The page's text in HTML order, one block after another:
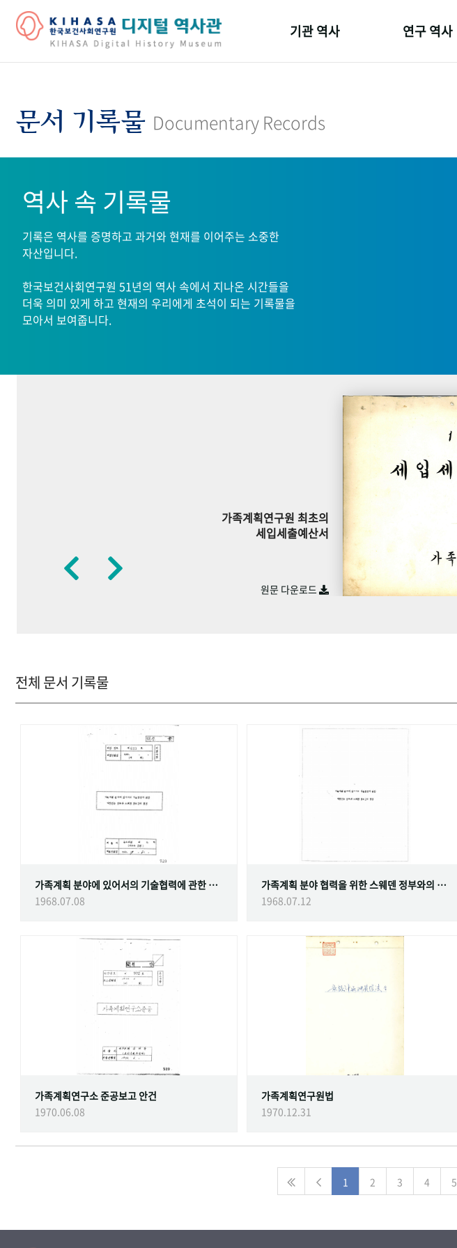
기관 역사
기관 변천사
연구 역사
문서 기록물 Documentary Records
역사 속 기록물
기록은 역사를 증명하고 과거와 현재를 이어주는 소중한
자산입니다.
한국보건사회연구원 51년의 역사 속에서 지나온 시간들을
더욱 의미 있게 하고 현재의 우리에게 초석이 되는 기록물을
모아서 보여줍니다.
가족계획연구원 최초의
세입세출예산서
원문 다운로드
전체 문서 기록물
가족계획 분야에 있어서의 기술협력에 관한 대한민국정부와 스웨덴 정부간의 협정
1968.07.08
가족계획 분야 협력을 위한 스웨덴 정부와의 협정
1968.07.12
가족계획연구소 준공보고 안건
1970.06.08
가족계획연구원법
1970.12.31
1 2 3 4 5